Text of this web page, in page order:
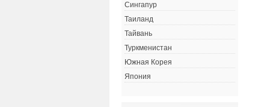
Сингапур
Таиланд
Тайвань
Туркменистан
Южная Корея
Япония